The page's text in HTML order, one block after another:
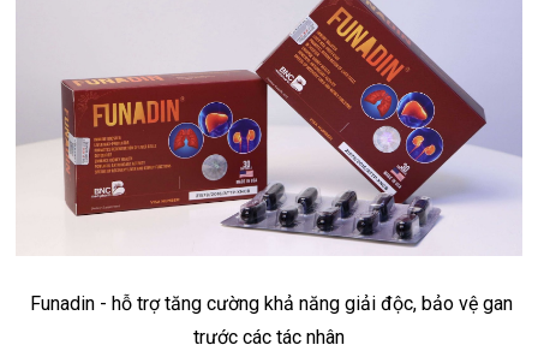
Funadin - hỗ trợ tăng cường khả năng giải độc, bảo vệ gan
trước các tác nhân